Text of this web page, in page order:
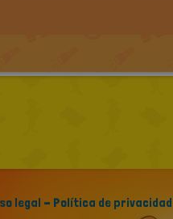
legal - Política de privacidad